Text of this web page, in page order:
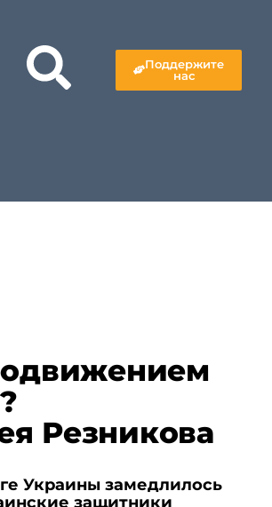
Поддержите
нас
Резникова
Украины замедлилось
защитники